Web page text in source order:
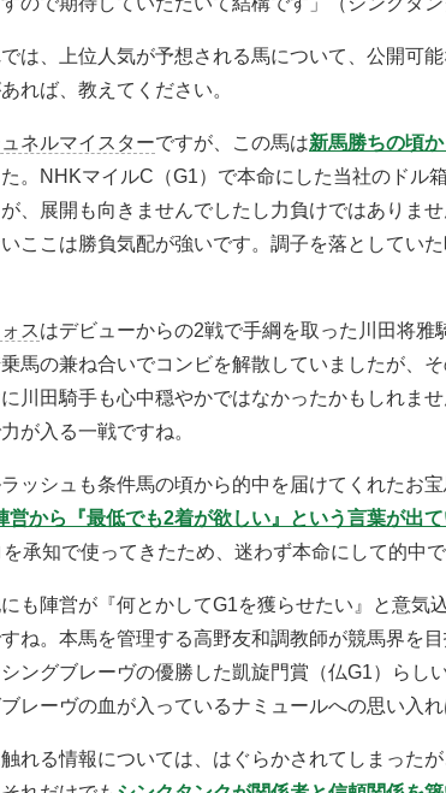
、上位人気が予想される馬について、公開可能
れば、教えてください。
ネルマイスターですが、この馬は新馬勝ちの頃
。NHKマイルC（G1）で本命にした当社のドル
、展開も向きませんでしたし力負けではありま
ここは勝負気配が強いです。調子を落としてい
スはデビューからの2戦で手綱を取った川田将雅
馬の兼ね合いでコンビを解散していましたが、
川田騎手も心中穏やかではなかったかもしれま
が入る一戦ですね。
ッシュも条件馬の頃から的中を届けてくれたお
営から『最低でも2着が欲しい』という言葉が出
承知で使ってきたため、迷わず本命にして的中で
も陣営が『何とかしてG1を獲らせたい』と意気
ね。本馬を管理する高野友和調教師が競馬界を
ングブレーヴの優勝した凱旋門賞（仏G1）らし
レーヴの血が入っているナミュールへの思い入れ
れる情報については、はぐらかされてしまった